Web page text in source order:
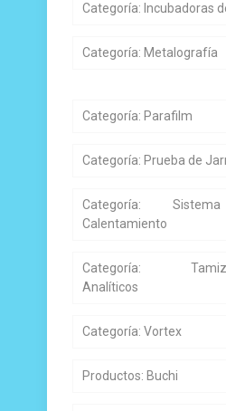
Categoría: Incubadoras
Categoría: Metalografía
Categoría: Parafilm
Categoría: Prueba de
Categoría:
Calentamiento
Categoría:
Analíticos
Categoría: Vortex
Productos: Buchi